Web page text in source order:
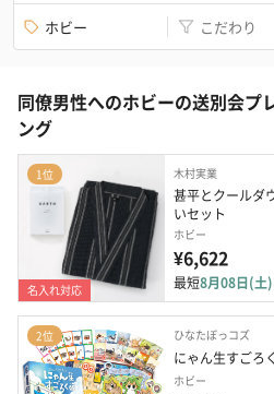
ホビー こだわり
同僚男性へのホビーの送別会プ
ング
1位
名入れ対応
木村実業
甚平とクールダ
いセット
ホビー
¥6,622
最短8月08日(土)
2位 ひなたぼっコズ
にゃん生すごろ
ホビー